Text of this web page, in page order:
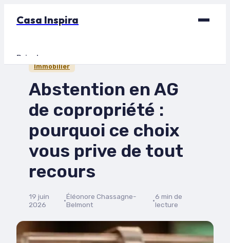
Casa Inspira
Bricolage
Maison
Immobilier
Abstention en AG
de copropriété :
pourquoi ce choix
vous prive de tout
recours
19 juin
2026
·Éléonore Chassagne-
Belmont
·6 min de
lecture